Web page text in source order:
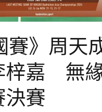
賽》周天
梓嘉 無
決賽